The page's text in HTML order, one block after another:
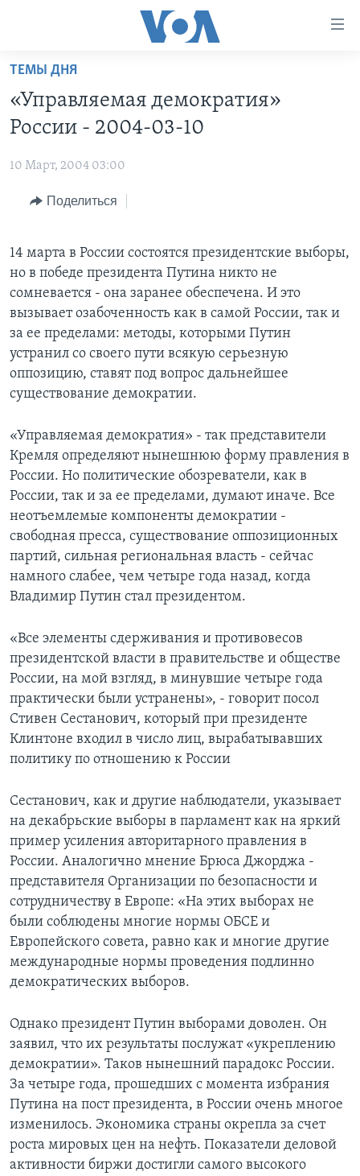
Перейти
основной
контент
навигации
ПРОГРАММЫ
НОВОСТИ ЗА МИНУТУ
ИТОГИ
ДИСКУССИЯ VOA
ДЕТАЛИ
НЬЮ-ЙОРК NEW YORK
УЧИМ АНГЛИЙСКИЙ
НАША АМЕРИКАНСКАЯ ИСТОРИЯ
АРТЕФАКТЫ
АМЕРИКАНСКИЕ ГОРОДКИ
ТЕСТЫ
ЭКСПЕРТИЗА
ИНТЕРВЬЮ
ЗА СВОБОДУ ПРЕССЫ
УЧИМ АНГЛИЙСКИЙ
ВИДЕО
ПОДПИСКА НА НОВОСТИ
Learning English
СОЦИАЛЬНЫЕ СЕТИ
ТЕМЫ ДНЯ
«Управляемая демократия»
России - 2004-03-10
10 Март, 2004 03:00
Поделиться
14 марта в России состоятся президентские выборы,
но в победе президента Путина никто не
сомневается - она заранее обеспечена. И это
вызывает озабоченность как в самой России, так и
за ее пределами: методы, которыми Путин
устранил со своего пути всякую серьезную
оппозицию, ставят под вопрос дальнейшее
существование демократии.
«Управляемая демократия» - так представители
Кремля определяют нынешнюю форму правления в
России. Но политические обозреватели, как в
России, так и за ее пределами, думают иначе. Все
неотъемлемые компоненты демократии -
свободная пресса, существование оппозиционных
партий, сильная региональная власть - сейчас
намного слабее, чем четыре года назад, когда
Владимир Путин стал президентом.
«Все элементы сдерживания и противовесов
президентской власти в правительстве и обществе
России, на мой взгляд, в минувшие четыре года
практически были устранены», - говорит посол
Стивен Сестанович, который при президенте
Клинтоне входил в число лиц, вырабатывавших
политику по отношению к России
Сестанович, как и другие наблюдатели, указывает
на декабрьские выборы в парламент как на яркий
пример усиления авторитарного правления в
России. Аналогично мнение Брюса Джорджа -
представителя Организации по безопасности и
сотрудничеству в Европе: «На этих выборах не
были соблюдены многие нормы ОБСЕ и
Европейского совета, равно как и многие другие
международные нормы проведения подлинно
демократических выборов.
Однако президент Путин выборами доволен. Он
заявил, что их результаты послужат «укреплению
демократии». Таков нынешний парадокс России.
За четыре года, прошедших с момента избрания
Путина на пост президента, в России очень многое
изменилось. Экономика страны окрепла за счет
роста мировых цен на нефть. Показатели деловой
активности биржи достигли самого высокого